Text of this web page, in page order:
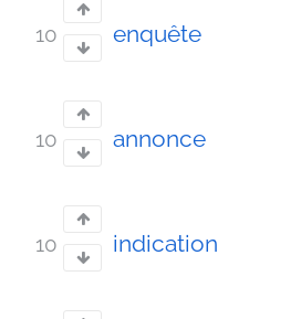
10 enquête
10 annonce
10 indication